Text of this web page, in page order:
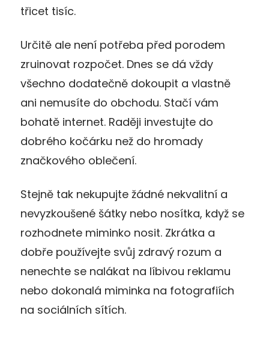
třicet tisíc.
Určitě ale není potřeba před porodem
zruinovat rozpočet. Dnes se dá vždy
všechno dodatečně dokoupit a vlastně
ani nemusíte do obchodu. Stačí vám
bohatě internet. Raději investujte do
dobrého kočárku než do hromady
značkového oblečení.
Stejně tak nekupujte žádné nekvalitní a
nevyzkoušené šátky nebo nosítka, když se
rozhodnete miminko nosit. Zkrátka a
dobře používejte svůj zdravý rozum a
nenechte se nalákat na líbivou reklamu
nebo dokonalá miminka na fotografiích
na sociálních sítích.